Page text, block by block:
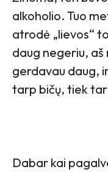
alkoholio. Tuo
atrodė „lievos“
daug negeriu, aš
gerdavau daug,
tarp bičų, tiek
Dabar kai